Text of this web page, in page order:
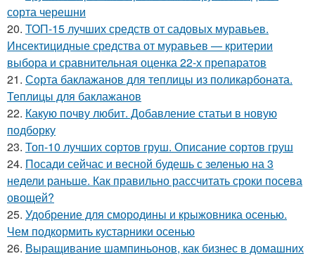
сорта черешни
20. ТОП-15 лучших средств от садовых муравьев.
Инсектицидные средства от муравьев — критерии
выбора и сравнительная оценка 22-х препаратов
21. Сорта баклажанов для теплицы из поликарбоната.
Теплицы для баклажанов
22. Какую почву любит. Добавление статьи в новую
подборку
23. Топ-10 лучших сортов груш. Описание сортов груш
24. Посади сейчас и весной будешь с зеленью на 3
недели раньше. Как правильно рассчитать сроки посева
овощей?
25. Удобрение для смородины и крыжовника осенью.
Чем подкормить кустарники осенью
26. Выращивание шампиньонов, как бизнес в домашних